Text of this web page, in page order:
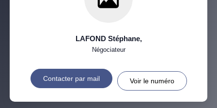
LAFOND Stéphane,
Négociateur
Contacter par mail Voir le numéro